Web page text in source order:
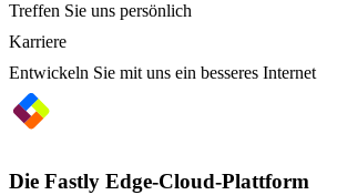
Treffen Sie uns persönlich
Karriere
Entwickeln Sie mit uns ein besseres Internet
Die Fastly Edge-Cloud-Plattform